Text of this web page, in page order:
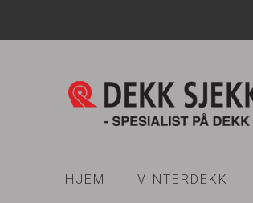
HJEM VINTERDEKK